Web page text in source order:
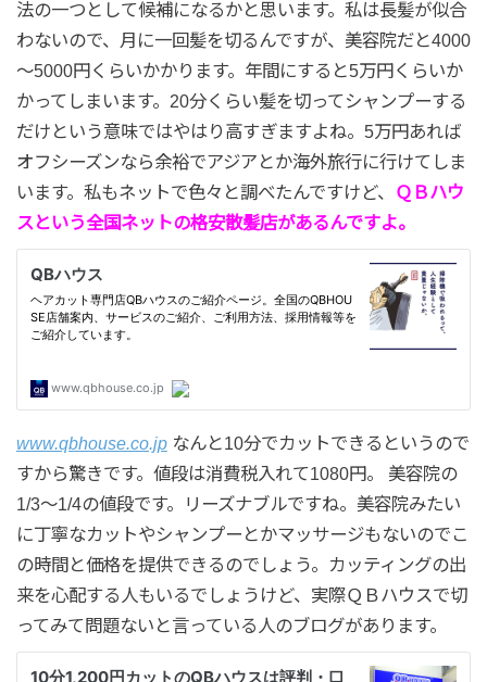
法の一つとして候補になるかと思います。私は長髪が似合
わないので、月に一回髪を切るんですが、美容院だと4000
～5000円くらいかかります。年間にすると5万円くらいか
かってしまいます。20分くらい髪を切ってシャンプーする
だけという意味ではやはり高すぎますよね。5万円あれば
オフシーズンなら余裕でアジアとか海外旅行に行けてしま
います。私もネットで色々と調べたんですけど、
ＱＢハウ
スという全国ネットの格安散髪店があるんですよ。
www.qbhouse.co.jpなんと10分でカットできるというので
すから驚きです。値段は消費税入れて1080円。 美容院の
1/3～1/4の値段です。リーズナブルですね。美容院みたい
に丁寧なカットやシャンプーとかマッサージもないのでこ
の時間と価格を提供できるのでしょう。カッティングの出
来を心配する人もいるでしょうけど、実際ＱＢハウスで切
ってみて問題ないと言っている人のブログがあります。